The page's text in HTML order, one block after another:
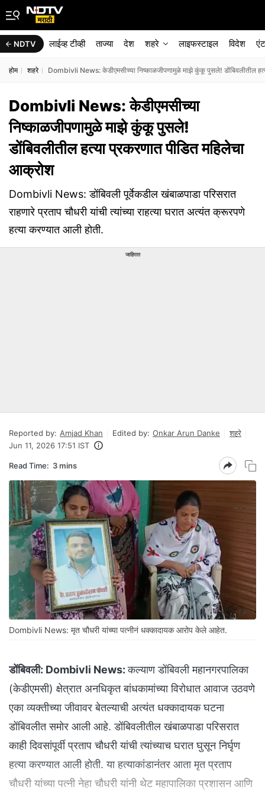
NDTV लाईव्ह टीव्ही ताज्या देश शहरे लाइफस्टाइल विदेश
होम शहरे Dombivli News: केडीएमसीच्या निष्काळजीपणामुळे माझे कुंकू पुसले! डोंबिवलीतील
Dombivli News: केडीएमसीच्या
निष्काळजीपणामुळे माझे कुंकू पुसले!
डोंबिवलीतील हत्या प्रकरणात पीडित महिलेचा
आक्रोश
Dombivli News: डोंबिवली पूर्वेकडील खंबाळपाडा परिसरात
राहणारे प्रताप चौधरी यांची त्यांच्या राहत्या घरात अत्यंत क्रूरपणे
हत्या करण्यात आली होती.
जाहिरात
Reported by: Amjad Khan Edited by: Onkar Arun Danke
शहरे
Jun 11, 2026 17:51 IST
Read Time: 3 mins
Dombivli News: मृत चौधरी यांच्या पत्नीनं धक्कादायक आरोप केले आहेत.
डोंबिवली: Dombivli News:कल्याण डोंबिवली महानगरपालिका
(केडीएमसी) क्षेत्रात अनधिकृत बांधकामांच्या विरोधात आवाज उठवणे
एका व्यक्तीच्या जीवावर बेतल्याची अत्यंत धक्कादायक घटना
डोंबिवलीत समोर आली आहे. डोंबिवलीतील खंबाळपाडा परिसरात
काही दिवसांपूर्वी प्रताप चौधरी यांची त्यांच्याच घरात घुसून निर्घृण
हत्या करण्यात आली होती. या हत्याकांडानंतर आता मृत प्रताप
चौधरी यांच्या पत्नी नेहा चौधरी यांनी थेट महापालिका प्रशासन आणि